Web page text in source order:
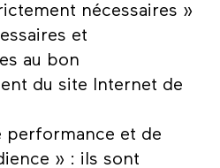
nécessaires »
et
au bon
du site Internet de
performance et de
» : ils sont